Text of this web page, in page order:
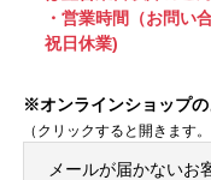
・営業時間（お問い
祝日休業)
※オンラインショップの
（クリックすると開きます。
メールが届かないお